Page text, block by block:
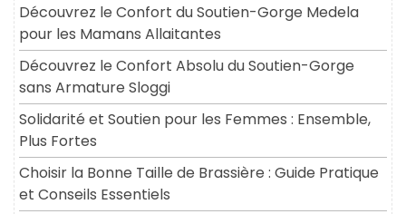
Découvrez le Confort du Soutien-Gorge Medela
pour les Mamans Allaitantes
Découvrez le Confort Absolu du Soutien-Gorge
sans Armature Sloggi
Solidarité et Soutien pour les Femmes : Ensemble,
Plus Fortes
Choisir la Bonne Taille de Brassière : Guide Pratique
et Conseils Essentiels